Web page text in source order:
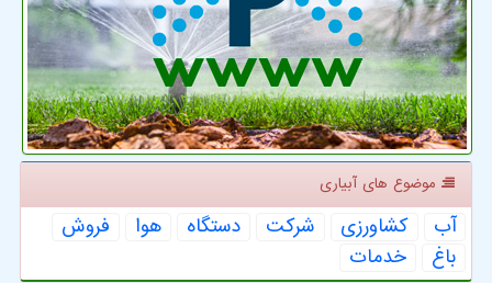
موضوع های آبیاری
آب كشاورزی شركت دستگاه هوا
فروش
باغ
خدمات